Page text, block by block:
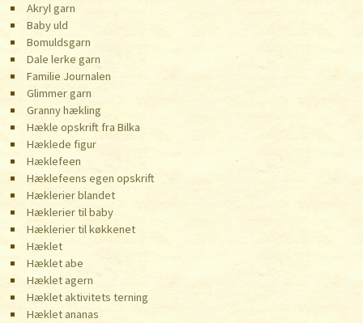
Akryl garn
Baby uld
Bomuldsgarn
Dale lerke garn
Familie Journalen
Glimmer garn
Granny hækling
Hækle opskrift fra Bilka
Hæklede figur
Hæklefeen
Hæklefeens egen opskrift
Hæklerier blandet
Hæklerier til baby
Hæklerier til køkkenet
Hæklet
Hæklet abe
Hæklet agern
Hæklet aktivitets terning
Hæklet ananas